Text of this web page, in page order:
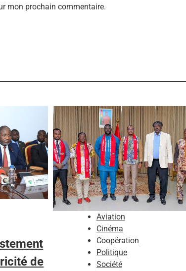
mon prochain commentaire.
de
Aviation
Cinéma
Coopération
Politique
Société